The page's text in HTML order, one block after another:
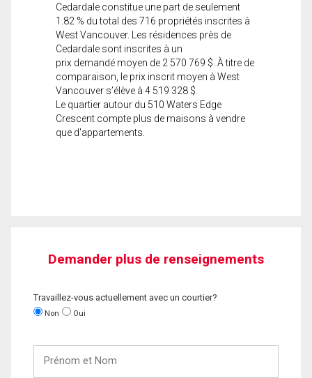
Cedardale constitue une part de seulement
1.82 % du total des 716 propriétés inscrites à
West Vancouver. Les résidences près de
Cedardale sont inscrites à un
prix demandé moyen de 2 570 769 $. À titre de
comparaison, le prix inscrit moyen à West
Vancouver s’élève à 4 519 328 $.
Le quartier autour du 510 Waters Edge
Crescent compte plus de maisons à vendre
que d'appartements.
Demander plus de renseignements
Travaillez-vous actuellement avec un courtier?
Non Oui